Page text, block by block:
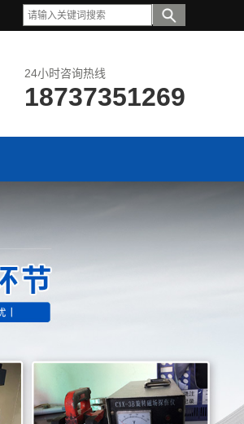
24小时咨询热线
18737351269